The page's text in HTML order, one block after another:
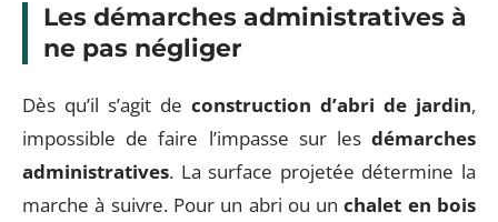
Les démarches administratives à
ne pas négliger
Dès qu’il s’agit de construction d’abri de jardin,
impossible de faire l’impasse sur les démarches
administratives. La surface projetée détermine la
marche à suivre. Pour un abri ou unchalet en bois